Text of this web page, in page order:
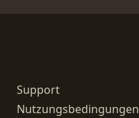
Support
Nutzungsbedingungen